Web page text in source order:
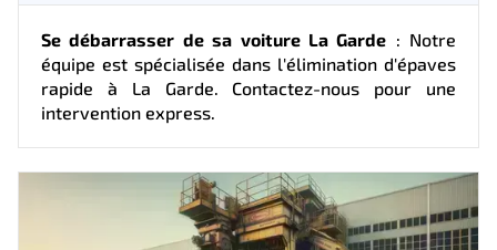
Se débarrasser de sa voiture La Garde : Notre
équipe est spécialisée dans l'élimination d'épaves
rapide à La Garde. Contactez-nous pour une
intervention express.